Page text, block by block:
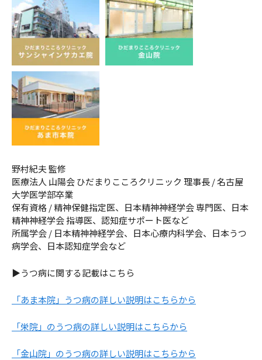
野村紀夫 監修
医療法人 山陽会 ひだまりこころクリニック 理事長 / 名古屋
大学医学部卒業
保有資格 / 精神保健指定医、日本精神神経学会 専門医、日本
精神神経学会 指導医、認知症サポート医など
所属学会 / 日本精神神経学会、日本心療内科学会、日本うつ
病学会、日本認知症学会など
▶うつ病に関する記載はこちら
「あま本院」うつ病の詳しい説明はこちらから
「栄院」のうつ病の詳しい説明はこちらから
「金山院」のうつ病の詳しい説明はこちらから